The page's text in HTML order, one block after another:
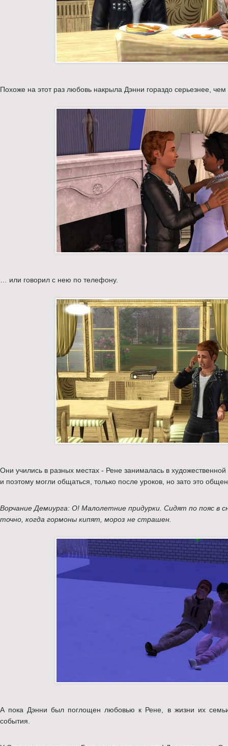
Похоже на этот раз любовь накрыла Дэнни гораздо серьезнее,
… или говорил с нею по телефону.
Они учились в разных местах - Рене занималась в
и поэтому могли общаться, только после уроков, но зато это
Ворчание Демиурга: О! Малолетние придурки. Сидят по пояс в
точно, когда гормоны кипят, мороз не страшен.
А пока Дэнни был поглощен любовью к Рене, в жизни их
события.